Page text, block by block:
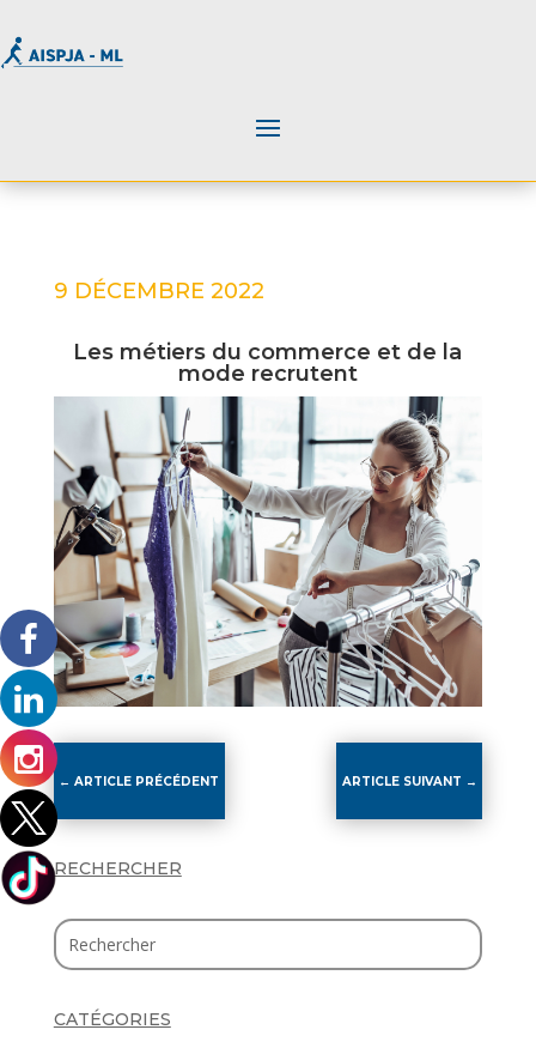
9 DÉCEMBRE 2022
Les métiers du commerce et de la
mode recrutent
←ARTICLE PRÉCÉDENT ARTICLE SUIVANT →
RECHERCHER
CATÉGORIES